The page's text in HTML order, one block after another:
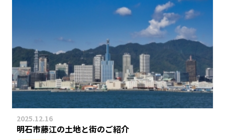
2025.12.16
明石市藤江の土地と街のご紹介